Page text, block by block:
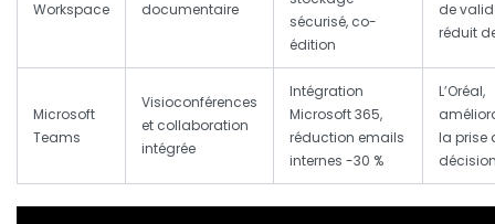
Workspace
documentaire
sécurisé, co-
édition
de
réduit
Microsoft
Teams
Visioconférences
et collaboration
intégrée
Intégration
Microsoft 365,
réduction emails
internes -30 %
L’Oréal,
la prise